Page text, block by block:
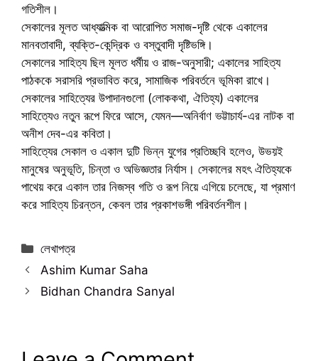
গতিশীল।
সেকালের মূলত আধ্যাত্মিক বা আরোপিত সমাজ-দৃষ্টি থেকে একালের
মানবতাবাদী, ব্যক্তি-কেন্দ্রিক ও বস্তুবাদী দৃষ্টিভঙ্গি।
সেকালের সাহিত্য ছিল মূলত ধর্মীয় ও রাজ-অনুসারী; একালের সাহিত্য
পাঠককে সরাসরি প্রভাবিত করে, সামাজিক পরিবর্তনে ভূমিকা রাখে।
সেকালের সাহিত্যের উপাদানগুলো (লোককথা, ঐতিহ্য) একালের
সাহিত্যেও নতুন রূপে ফিরে আসে, যেমন—অনির্বাণ ভট্টাচার্য-এর নাটক বা
অনীশ দেব-এর কবিতা।
সাহিত্যের সেকাল ও একাল দুটি ভিন্ন যুগের প্রতিচ্ছবি হলেও, উভয়ই
মানুষের অনুভূতি, চিন্তা ও অভিজ্ঞতার নির্যাস। সেকালের মহৎ ঐতিহ্যকে
পাথেয় করে একাল তার নিজস্ব গতি ও রূপ নিয়ে এগিয়ে চলেছে, যা প্রমাণ
করে সাহিত্য চিরন্তন, কেবল তার প্রকাশভঙ্গী পরিবর্তনশীল।
Categories
লেখাপত্র
Ashim Kumar Saha
Bidhan Chandra Sanyal